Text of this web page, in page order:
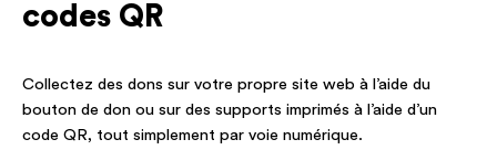
codes QR
Collectez des dons sur votre propre site web à l’aide du
bouton de don ou sur des supports imprimés à l’aide d’un
code QR, tout simplement par voie numérique.